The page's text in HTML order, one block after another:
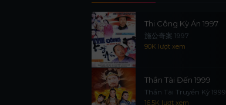
Thi Công Kỳ Án 1997
施公奇案 1997
90K lượt xem
Thần Tài Đến 1999
Thần Tài Truyền Kỳ 1999
16.5K lượt xem